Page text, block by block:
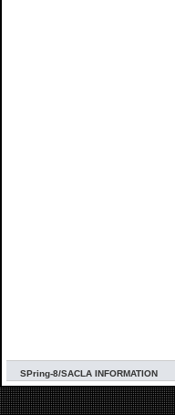
SPring-8/SACLA INFORMATION